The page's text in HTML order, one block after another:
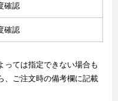
確認
確認
っては指定できない場合も
、ご注文時の備考欄に記載